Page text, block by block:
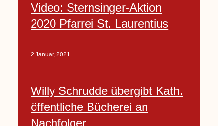
Video: Sternsinger-Aktion
2020 Pfarrei St. Laurentius
2 Januar, 2021
Willy Schrudde übergibt Kath.
öffentliche Bücherei an
Nachfolger